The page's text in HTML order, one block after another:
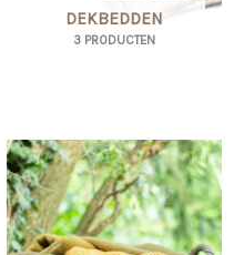
DEKBEDDEN
3 PRODUCTEN